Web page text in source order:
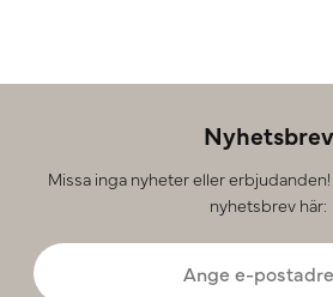
Nyhetsbrev
Missa inga nyheter eller
nyhetsbrev här: